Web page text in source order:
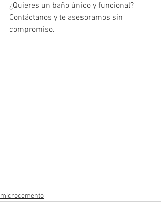
¿Quieres un baño único y funcional?
Contáctanos y te asesoramos sin
compromiso.
microcemento